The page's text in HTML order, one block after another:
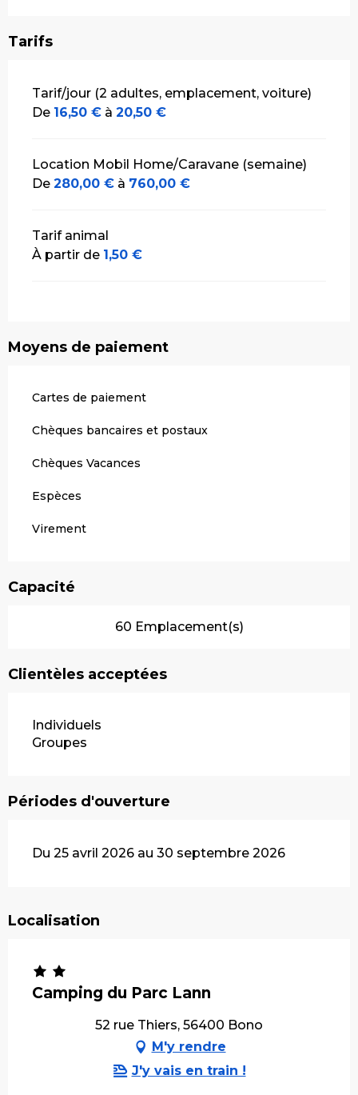
Tarifs
Tarifs 2026
Tarif/jour (2 adultes, emplacement, voiture)
De 16,50 € à 20,50 €
Location Mobil Home/Caravane (semaine)
De 280,00 € à 760,00 €
Tarif animal
À partir de 1,50 €
Moyens de paiement
Cartes de paiement
Chèques bancaires et postaux
Chèques Vacances
Espèces
Virement
Capacité
60 Emplacement(s)
Clientèles acceptées
Individuels
Groupes
Périodes d'ouverture
Du 25 avril 2026 au 30 septembre 2026
Localisation
Camping du Parc Lann
52 rue Thiers, 56400 Bono
M'y rendre
J'y vais en train !